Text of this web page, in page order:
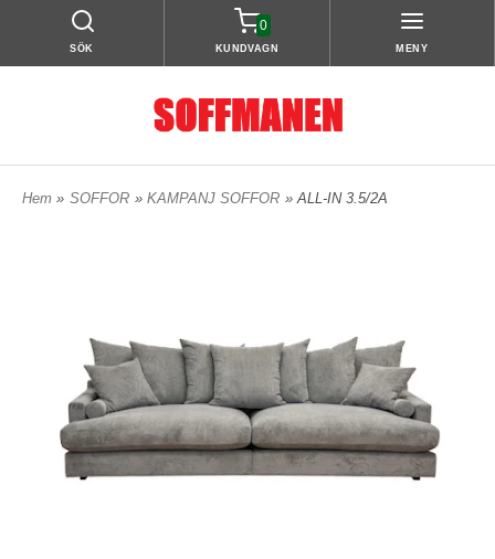
SÖK
0
KUNDVAGN MENY
Hem » SOFFOR » KAMPANJ SOFFOR » ALL-IN 3.5/2A